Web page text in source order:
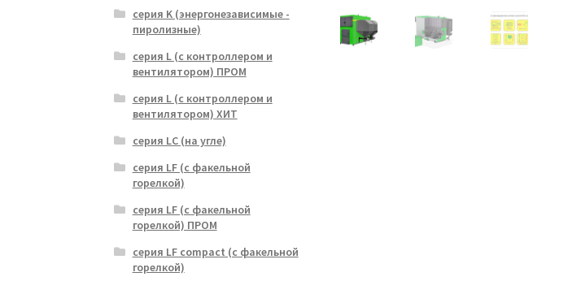
серия K (энергонезависимые -
пиролизные)
серия L (с контроллером и
вентилятором) ПРОМ
серия L (с контроллером и
вентилятором) ХИТ
серия LC (на угле)
серия LF (с факельной
горелкой)
серия LF (с факельной
горелкой) ПРОМ
серия LF compact (с факельной
горелкой)